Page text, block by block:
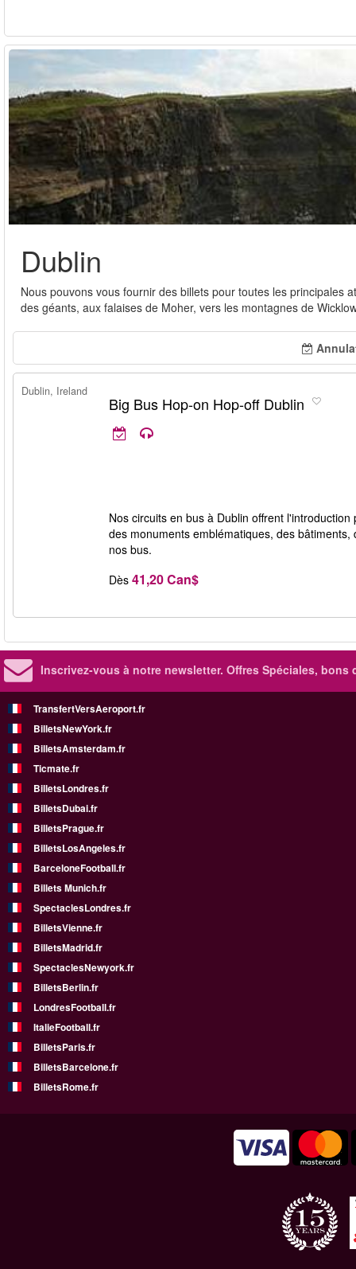
Dublin
Nous pouvons vous fournir des billets pour toutes les principales
des géants, aux falaises de Moher, vers les montagnes de
Dublin, Ireland
Big Bus Hop-on Hop-off Dublin
Nos circuits en bus à Dublin offrent
des monuments emblématiques, des
nos bus.
Dès 41,20 Can$
Inscrivez-vous à notre newsletter. Offres Spéciales, bons
TransfertVersAeroport.fr
BilletsNewYork.fr
BilletsAmsterdam.fr
Ticmate.fr
BilletsLondres.fr
BilletsDubai.fr
BilletsPrague.fr
BilletsLosAngeles.fr
BarceloneFootball.fr
Billets Munich.fr
SpectaclesLondres.fr
BilletsVienne.fr
BilletsMadrid.fr
SpectaclesNewyork.fr
BilletsBerlin.fr
LondresFootball.fr
ItalieFootball.fr
BilletsParis.fr
BilletsBarcelone.fr
BilletsRome.fr